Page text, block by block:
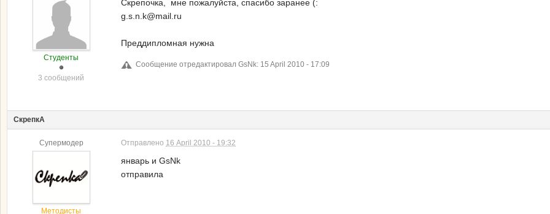
Студенты
3 сообщений
Скрепочка, мне пожалуйста, спасибо заранее (:
g.s.n.k@mail.ru
Преддипломная нужна
Сообщение отредактировал GsNk: 15 April 2010 - 17:09
СкрепкА
Супермодер
Методисты
Отправлено 16 April 2010 - 19:32
январь и GsNk
отправила